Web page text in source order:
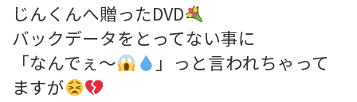
じんくんへ贈ったDVD
バックデータをとってない事に
「なんでぇ～
」っと言われちゃって
ますが